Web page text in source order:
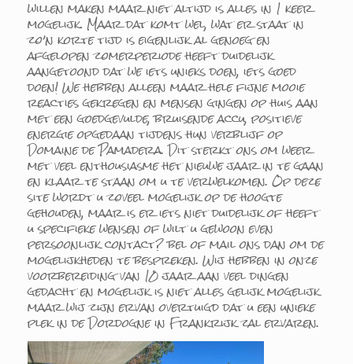
willen maken maar niet altijd is alles in 1 keer
mogelijk. Maar dat komt wel, wat er staat in
zo’n korte tijd is eigenlijk al genoeg en
afgelopen zomerperiode heeft duidelijk
aangetoond dat we iets unieks doen, iets goed
doen! We hebben alleen maar hele fijne mooie
reacties gekregen en mensen gingen op huis aan
met een goedgevulde, bruisende accu, positieve
energie opgedaan tijdens hun verblijf op
Domaine de Pamadera. Dit sterkt ons om weer
met veel enthousiasme het nieuwe jaar in te gaan
en klaar te staan om u te verwelkomen. Op deze
site wordt u zoveel mogelijk op de hoogte
gehouden, maar is er iets niet duidelijk of heeft
u specifieke wensen of wilt u gewoon even
persoonlijk contact? bel of mail ons dan om de
mogelijkheden te bespreken. Wij hebben in onze
voorbereiding van 10 jaar aan veel dingen
gedacht en mogelijk is niet alles gelijk mogelijk
maar wij zijn ervan overtuigd dat u een unieke
plek in de Dordogne in Frankrijk zal ervaren.